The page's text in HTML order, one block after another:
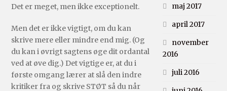
Det er meget, men ikke exceptionelt.
Men det er ikke vigtigt, om du kan
skrive mere eller mindre end mig. (Og
du kan i øvrigt sagtens øge dit ordantal
ved at øve dig.) Det vigtige er, at du i
første omgang lærer at slå den indre
kritiker fra og skrive STØT så du når
maj 2017
april 2017
november
2016
juli 2016